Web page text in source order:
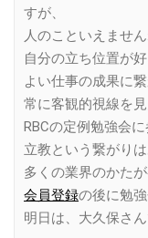
すが、
人のこといえません
自分の立ち位置が
よい仕事の成果に
常に客観的視線を
RBCの定例勉強会
立教という繋がり
多くの業界のかた
会員登録の後に勉
明日は、大久保さん